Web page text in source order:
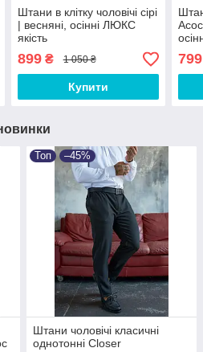
Штани в клітку чоловічі сірі
| весняні, осінні ЛЮКС
якість
899₴ 1 050 ₴
Купити
799
Топ –45%
Штани чоловічі класичні
однотонні Closer